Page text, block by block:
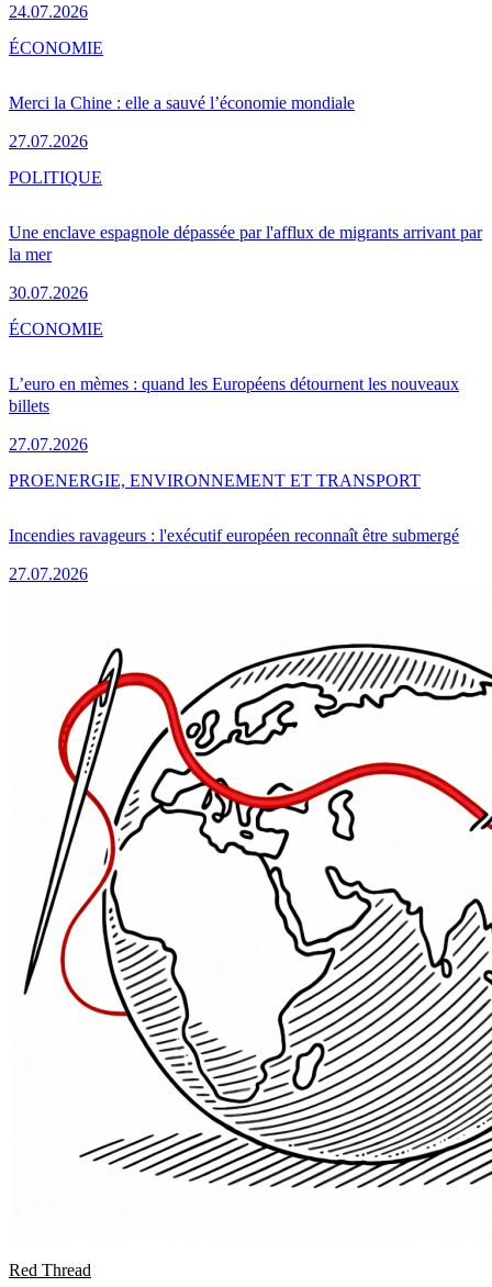
24.07.2026
Merci la Chine : elle a sauvé l’économie mondiale
27.07.2026
ÉCONOMIE
Une enclave espagnole dépassée par l'afflux de migrants arrivant par
la mer
30.07.2026
POLITIQUE
L’euro en mèmes : quand les Européens détournent les nouveaux
billets
27.07.2026
ÉCONOMIE
Incendies ravageurs : l'exécutif européen reconnaît être submergé
27.07.2026
PROENERGIE, ENVIRONNEMENT ET TRANSPORT
Red Thread